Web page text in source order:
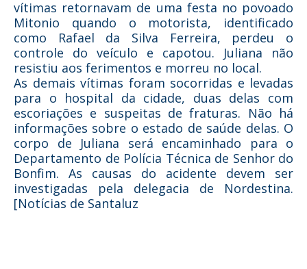
vítimas retornavam de uma festa no povoado
Mitonio quando o motorista, identificado
como Rafael da Silva Ferreira, perdeu o
controle do veículo e capotou. Juliana não
resistiu aos ferimentos e morreu no local.
As demais vítimas foram socorridas e levadas
para o hospital da cidade, duas delas com
escoriações e suspeitas de fraturas. Não há
informações sobre o estado de saúde delas. O
corpo de Juliana será encaminhado para o
Departamento de Polícia Técnica de Senhor do
Bonfim. As causas do acidente devem ser
investigadas pela delegacia de Nordestina.
[Notícias de Santaluz